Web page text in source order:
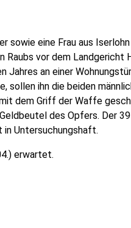
sowie eine Frau aus
Raubs vor dem Landgericht
Jahres an einer
sollen ihn die beiden
dem Griff der Waffe
des Opfers. Der
in Untersuchungshaft.
erwartet.